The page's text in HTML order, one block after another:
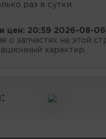
раз в сутки.
цен: 20:59 2026-08-06
о запчастях на этой
характер.